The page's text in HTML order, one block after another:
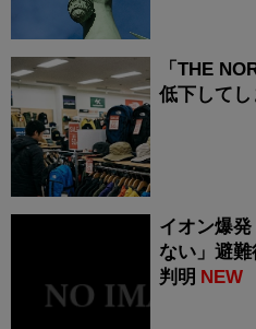
「THE
低下してし
イオン爆
ない」避
判明 NEW